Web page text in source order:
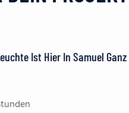
Ist Hier In Samuel Ganz